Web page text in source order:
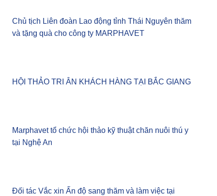
Chủ tịch Liên đoàn Lao động tỉnh Thái Nguyên thăm
và tặng quà cho công ty MARPHAVET
HỘI THẢO TRI ÂN KHÁCH HÀNG TẠI BẮC GIANG
Marphavet tổ chức hội thảo kỹ thuật chăn nuôi thú y
tại Nghệ An
Đối tác Vắc xin Ấn độ sang thăm và làm việc tại